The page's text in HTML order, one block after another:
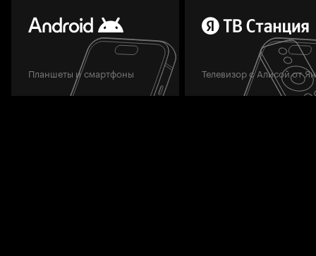
Планшеты и смартфоны Телевизор с Алисой от